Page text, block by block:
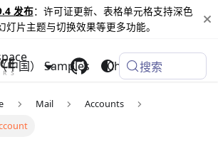
发布：许可证更新、表格单元格支持深色
灯片主题与切换效果等更多功能。
Samples Changelog
国） 搜索
Mail
Accounts